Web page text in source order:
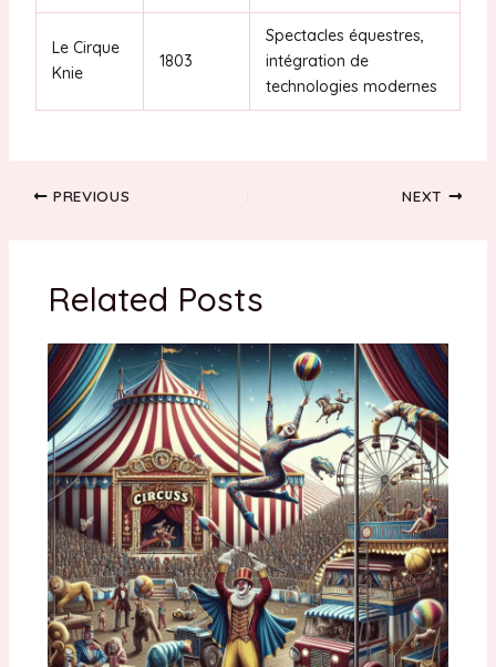
Le Cirque
Knie
1803
Spectacles équestres,
intégration de
technologies modernes
Post
PREVIOUS NEXT
Related Posts